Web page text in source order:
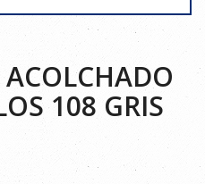
ACOLCHADO
108 GRIS